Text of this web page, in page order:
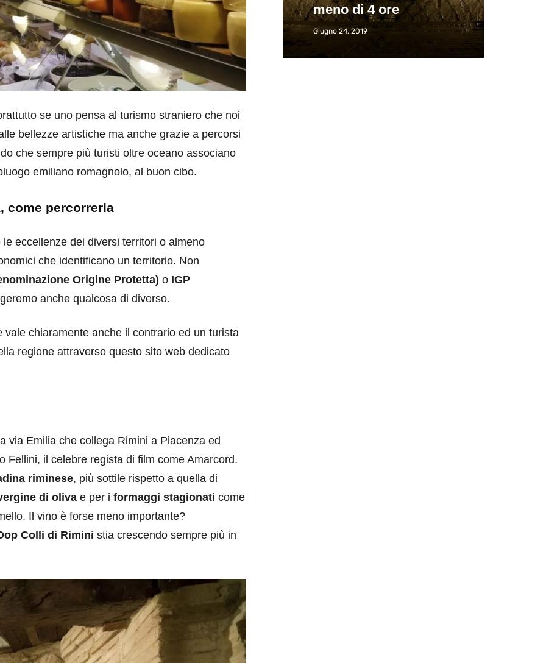
se uno pensa al turismo straniero che noi
bellezze artistiche ma anche grazie a percorsi
che sempre più turisti oltre oceano associano
emiliano romagnolo, al buon cibo.
come percorrerla
eccellenze dei diversi territori o almeno
che identificano un territorio. Non
Origine Protetta) o IGP
anche qualcosa di diverso.
vale chiaramente anche il contrario ed un turista
regione attraverso questo sito web dedicato
via Emilia che collega Rimini a Piacenza ed
Fellini, il celebre regista di film come Amarcord.
riminese, più sottile rispetto a quella di
di oliva e per i formaggi stagionati come
Il vino è forse meno importante?
Colli di Rimini stia crescendo sempre più in
Rimini e dintorni
Marzo 31, 2026
meno di 4 ore
Giugno 24, 2019